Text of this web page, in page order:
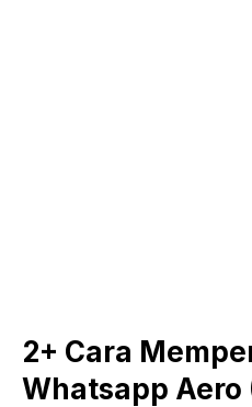
2+ Cara
Whatsapp Aero